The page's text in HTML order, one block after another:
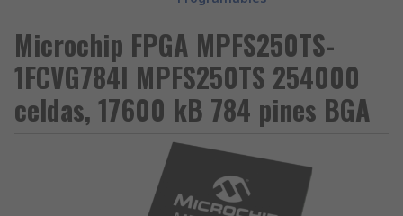
Microchip FPGA MPFS250TS-
1FCVG784I MPFS250TS 254000
celdas, 17600 kB 784 pines BGA